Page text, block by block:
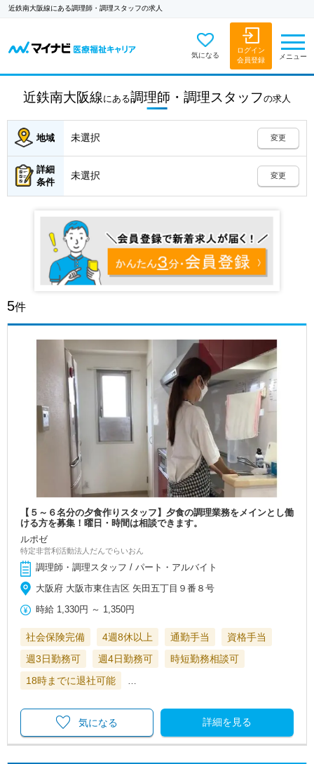
近鉄南大阪線にある調理師・調理スタッフの求人
気になる
ログイン
会員登録
メニュー
近鉄南大阪線 にある調理師・調理スタッフの求人
地域 未選択 変更
詳細
条件
未選択 変更
5件
【５～６名分の夕食作りスタッフ】夕食の調理業務をメインとし働
ける方を募集！曜日・時間は相談できます。
ルポゼ
特定非営利活動法人だんでらいおん
調理師・調理スタッフ / パート・アルバイト
大阪府 大阪市東住吉区 矢田五丁目９番８号
時給 1,330円 ～ 1,350円
社会保険完備 4週8休以上 通勤手当
資格手当
週3日勤務可
週4日勤務可
時短勤務相談可
18時までに退社可能
詳細を見る
気になる